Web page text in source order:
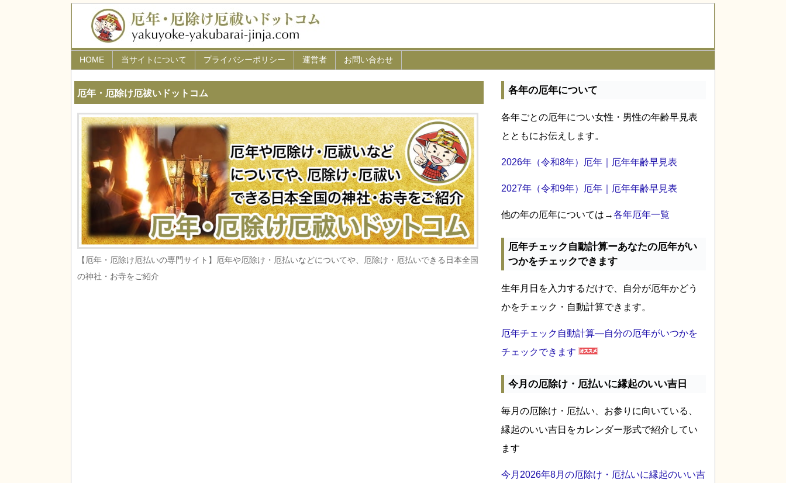
厄年・厄除け厄祓いドットコム
【厄年・厄除け厄払いの専門サイト】厄年や厄除け・厄払いなどについてや、厄除け・厄払いできる日本全国
の神社・お寺をご紹介
各年の厄年について
各年ごとの厄年につい女性・男性の年齢早見表
とともにお伝えします。
2026年（令和8年）厄年｜厄年年齢早見表
2027年（令和9年）厄年｜厄年年齢早見表
他の年の厄年については→各年厄年一覧
厄年チェック自動計算ーあなたの厄年がい
つかをチェックできます
生年月日を入力するだけで、自分が厄年かどう
かをチェック・自動計算できます。
厄年チェック自動計算―自分の厄年がいつかを
チェックできます
今月の厄除け・厄払いに縁起のいい吉日
毎月の厄除け・厄払い、お参りに向いている、
縁起のいい吉日をカレンダー形式で紹介してい
ます
今月2026年8月の厄除け・厄払いに縁起のいい吉
HOME 当サイトについて プライバシーポリシー 運営者 お問い合わせ